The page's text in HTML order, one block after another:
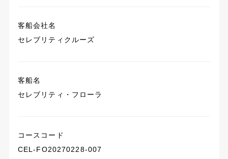
客船会社名
セレブリティクルーズ
客船名
セレブリティ・フローラ
コースコード
CEL-FO20270228-007